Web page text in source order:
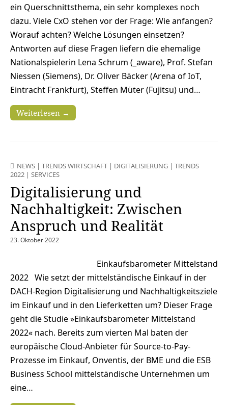
ein Querschnittsthema, ein sehr komplexes noch
dazu. Viele CxO stehen vor der Frage: Wie anfangen?
Worauf achten? Welche Lösungen einsetzen?
Antworten auf diese Fragen liefern die ehemalige
Nationalspielerin Lena Schrum (_aware), Prof. Stefan
Niessen (Siemens), Dr. Oliver Bäcker (Arena of IoT,
Eintracht Frankfurt), Steffen Müter (Fujitsu) und…
Weiterlesen →
NEWS | TRENDS WIRTSCHAFT | DIGITALISIERUNG | TRENDS
2022 | SERVICES
Digitalisierung und
Nachhaltigkeit: Zwischen
Anspruch und Realität
23. Oktober 2022
Einkaufsbarometer Mittelstand
2022 Wie setzt der mittelständische Einkauf in der
DACH-Region Digitalisierung und Nachhaltigkeitsziele
im Einkauf und in den Lieferketten um? Dieser Frage
geht die Studie »Einkaufsbarometer Mittelstand
2022« nach. Bereits zum vierten Mal baten der
europäische Cloud-Anbieter für Source-to-Pay-
Prozesse im Einkauf, Onventis, der BME und die ESB
Business School mittelständische Unternehmen um
eine…